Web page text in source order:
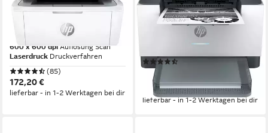
LaserJet MFP M140w
Multifunktionsdrucker
600 x 600 dpi
Auflösung s/w Druck
600 x 600 dpi Auflösung Scan
Laserdruck Druckverfahren
(85)
172,20 €
lieferbar - in 1-2 Werktagen bei dir
LaserJet M209dw
Laserdrucker
Auflösung s/w Druck
Druckverfahren
140,44 €
-17%
lieferbar - in 1-2 Werktagen bei dir